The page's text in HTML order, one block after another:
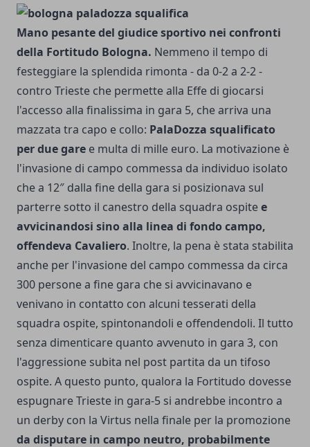
Mano pesante del giudice sportivo nei confronti
della Fortitudo Bologna. Nemmeno il tempo di
festeggiare la splendida rimonta - da 0-2 a 2-2 -
contro Trieste che permette alla Effe di giocarsi
l'accesso alla finalissima in gara 5, che arriva una
mazzata tra capo e collo: PalaDozza squalificato
per due gare e multa di mille euro. La motivazione è
l'invasione di campo commessa da individuo isolato
che a 12″ dalla fine della gara si posizionava sul
parterre sotto il canestro della squadra ospitee
avvicinandosi sino alla linea di fondo campo,
offendeva Cavaliero. Inoltre, la pena è stata stabilita
anche per l'invasione del campo commessa da circa
300 persone a fine gara che si avvicinavano e
venivano in contatto con alcuni tesserati della
squadra ospite, spintonandoli e offendendoli. Il tutto
senza dimenticare quanto avvenuto in gara 3, con
l'aggressione subita nel post partita da un tifoso
ospite. A questo punto, qualora la Fortitudo dovesse
espugnare Trieste in gara-5 si andrebbe incontro a
un derby con la Virtus nella finale per la promozione
da disputare in campo neutro, probabilmente